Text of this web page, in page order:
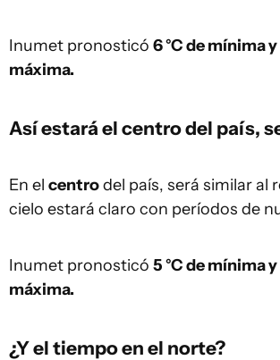
Inumet pronosticó 6 °C de mínima y
máxima.
Así estará el centro del país,
En el centrodel país, será similar al
cielo estará claro con períodos de
Inumet pronosticó 5 °C de mínima y
máxima.
¿Y el tiempo en el norte?